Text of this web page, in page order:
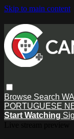
Skip to main content
Browse Search
PORTUGUESE
Start Watching